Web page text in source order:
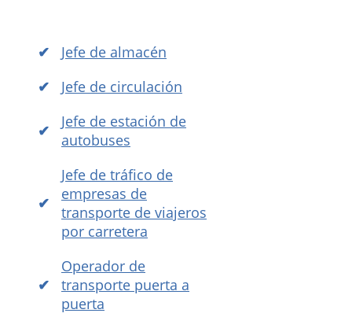
Jefe de almacén
Jefe de circulación
Jefe de estación de
autobuses
Jefe de tráfico de
empresas de
transporte de viajeros
por carretera
Operador de
transporte puerta a
puerta